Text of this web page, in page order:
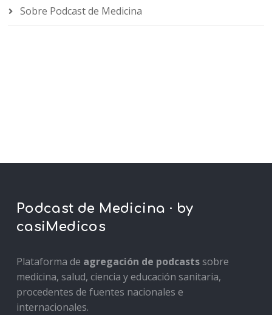
Sobre Podcast de Medicina
Podcast de Medicina · by
casiMedicos
Plataforma de agregación de podcastssobre
medicina, salud, ciencia y educación sanitaria,
procedentes de fuentes nacionales e
internacionales.